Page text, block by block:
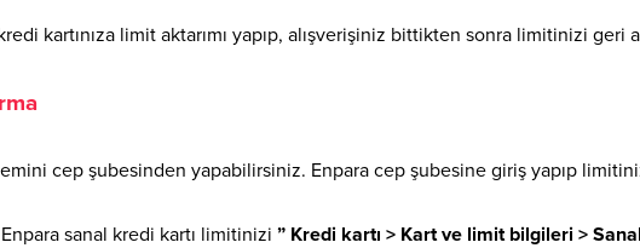
kartınıza limit aktarımı yapıp, alışverişiniz bittikten sonra limitinizi geri
cep şubesinden yapabilirsiniz. Enpara cep şubesine giriş yapıp
sanal kredi kartı limitinizi ” Kredi kartı > Kart ve limit bilgileri >